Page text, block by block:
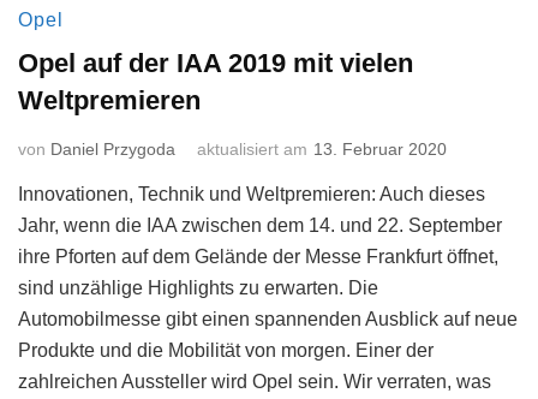
Opel
Opel auf der IAA 2019 mit vielen
Weltpremieren
von Daniel Przygoda aktualisiert am 13. Februar 2020
Innovationen, Technik und Weltpremieren: Auch dieses
Jahr, wenn die IAA zwischen dem 14. und 22. September
ihre Pforten auf dem Gelände der Messe Frankfurt öffnet,
sind unzählige Highlights zu erwarten. Die
Automobilmesse gibt einen spannenden Ausblick auf neue
Produkte und die Mobilität von morgen. Einer der
zahlreichen Aussteller wird Opel sein. Wir verraten, was